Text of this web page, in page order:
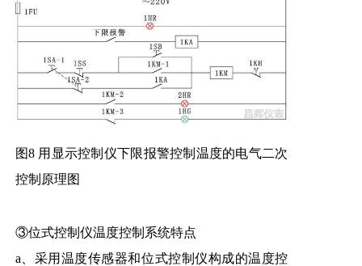
图8 用显示控制仪下限报警控制温度的电气二次
控制原理图
③位式控制仪温度控制系统特点
a、采用温度传感器和位式控制仪构成的温度控